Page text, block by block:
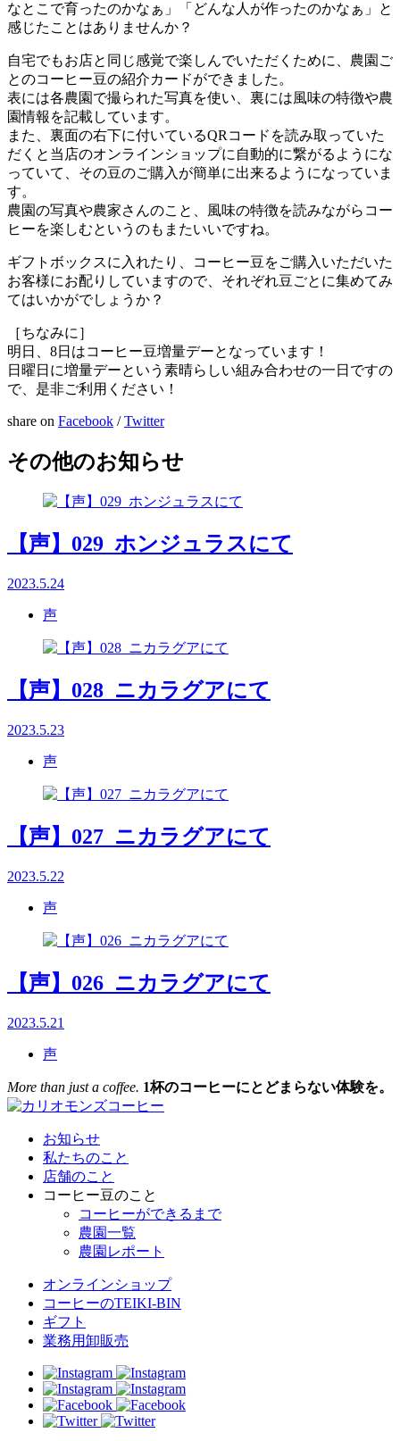
なとこで育ったのかなぁ」「どんな人が作ったのかなぁ」と
感じたことはありませんか？
自宅でもお店と同じ感覚で楽しんでいただくために、農園ご
とのコーヒー豆の紹介カードができました。
表には各農園で撮られた写真を使い、裏には風味の特徴や農
園情報を記載しています。
また、裏面の右下に付いているQRコードを読み取っていた
だくと当店のオンラインショップに自動的に繋がるようにな
っていて、その豆のご購入が簡単に出来るようになっていま
す。
農園の写真や農家さんのこと、風味の特徴を読みながらコー
ヒーを楽しむというのもまたいいですね。
ギフトボックスに入れたり、コーヒー豆をご購入いただいた
お客様にお配りしていますので、それぞれ豆ごとに集めてみ
てはいかがでしょうか？
［ちなみに］
明日、8日はコーヒー豆増量デーとなっています！
日曜日に増量デーという素晴らしい組み合わせの一日ですの
で、是非ご利用ください！
share on Facebook /Twitter
その他のお知らせ
【声】029_ホンジュラスにて
2023.5.24
声
【声】028_ニカラグアにて
2023.5.23
声
【声】027_ニカラグアにて
2023.5.22
声
【声】026_ニカラグアにて
2023.5.21
声
More than just a coffee. 1杯のコーヒーにとどまらない体験を。
お知らせ
私たちのこと
店舗のこと
コーヒー豆のこと
コーヒーができるまで
農園一覧
農園レポート
オンラインショップ
コーヒーのTEIKI-BIN
ギフト
業務用卸販売